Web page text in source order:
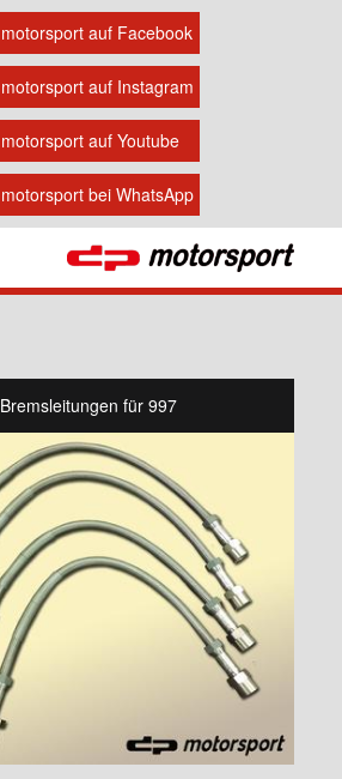
auf Facebook
auf Instagram
auf Youtube
bei WhatsApp
für 997